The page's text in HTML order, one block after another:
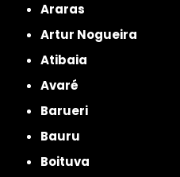
Araras
Artur Nogueira
Atibaia
Avaré
Barueri
Bauru
Boituva